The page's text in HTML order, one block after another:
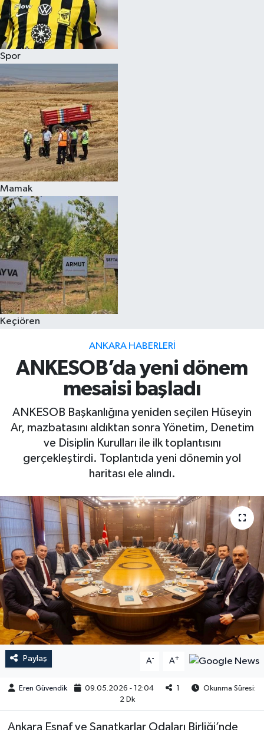
Spor
Mamak
Keçiören
ANKARA HABERLERI
ANKESOB’da yeni dönem
mesaisi başladı
ANKESOB Başkanlığına yeniden seçilen Hüseyin
Ar, mazbatasını aldıktan sonra Yönetim, Denetim
ve Disiplin Kurulları ile ilk toplantısını
gerçekleştirdi. Toplantıda yeni dönemin yol
haritası ele alındı.
Paylaş A- A+
Eren Güvendik 09.05.2026 - 12:04 1
Okunma Süresi:
2 Dk
Ankara Esnaf ve Sanatkarlar Odaları Birliği’nde